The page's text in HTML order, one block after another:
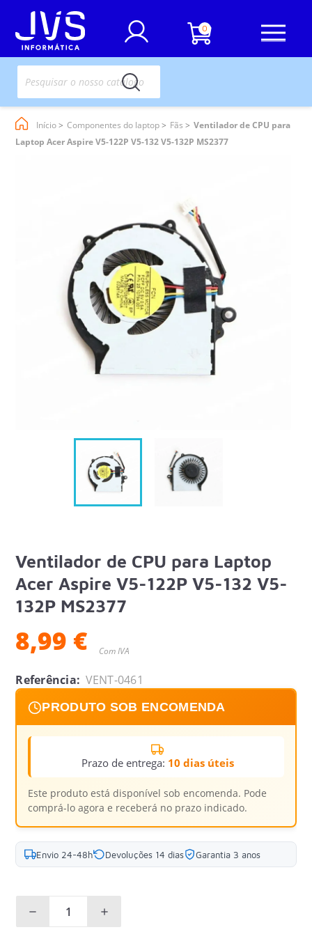
0
Início Componentes do laptop Fãs
Ventilador de CPU para
Laptop Acer Aspire V5-122P V5-132 V5-132P MS2377
Ventilador de CPU para Laptop
Acer Aspire V5-122P V5-132 V5-
132P MS2377
8,99 € Com IVA
Referência: VENT-0461
PRODUTO SOB ENCOMENDA
Prazo de entrega: 10 dias úteis
Este produto está disponível sob encomenda. Pode
comprá-lo agora e receberá no prazo indicado.
Envio 24-48h Devoluções 14 dias Garantia 3 anos